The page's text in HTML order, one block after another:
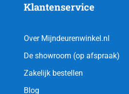
Klantenservice
Over Mijndeurenwinkel.nl
De showroom (op afspraak)
Zakelijk bestellen
Blog